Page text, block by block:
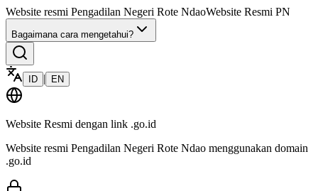
Website resmi Pengadilan Negeri Rote NdaoWebsite Resmi PN
Bagaimana cara mengetahui?
ID | EN
Website Resmi dengan link .go.id
Website resmi Pengadilan Negeri Rote Ndao menggunakan domain
.go.id